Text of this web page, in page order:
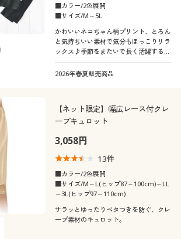
■カラー/2色展開
■サイズ/M～5L
かわいいネコちゃん柄プリント、とろん
と気持ちいい素材で気分もほっこりリラ
ックス♪季節をまたいで長く活躍するT
タイプパジャマ。ふっくらさん対応サイ
ズplump(プランプ)もあります。
2026年春夏販売商品
【ネット限定】幅広レース付クレ
ープキュロット
3,058円
13件
■カラー/2色展開
■サイズ/M～L(ヒップ87～100cm)～LL
～3L(ヒップ97～110cm)
サラッとゆったりベタつきを防ぐ、クレ
ープ素材のキュロット。